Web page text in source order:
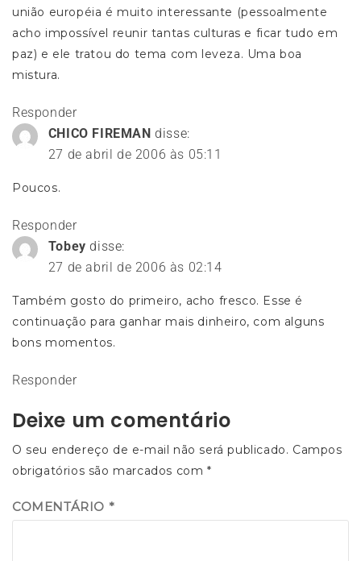
união européia é muito interessante (pessoalmente
acho impossível reunir tantas culturas e ficar tudo em
paz) e ele tratou do tema com leveza. Uma boa
mistura.
Responder
CHICO FIREMAN disse:
27 de abril de 2006 às 05:11
Poucos.
Responder
Tobey disse:
27 de abril de 2006 às 02:14
Também gosto do primeiro, acho fresco. Esse é
continuação para ganhar mais dinheiro, com alguns
bons momentos.
Responder
Deixe um comentário
O seu endereço de e-mail não será publicado. Campos
obrigatórios são marcados com*
COMENTÁRIO *